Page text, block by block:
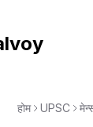
होम UPSC